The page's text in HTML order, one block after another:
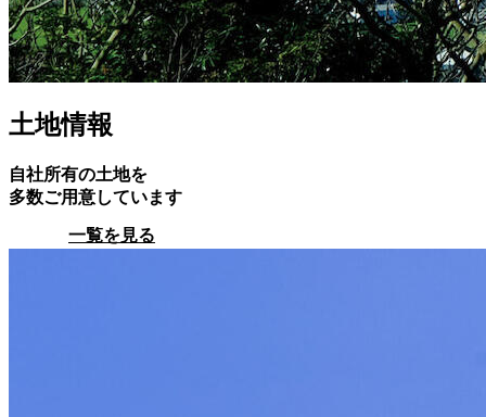
土地情報
自社所有の土地を
多数ご用意しています
一覧を見る